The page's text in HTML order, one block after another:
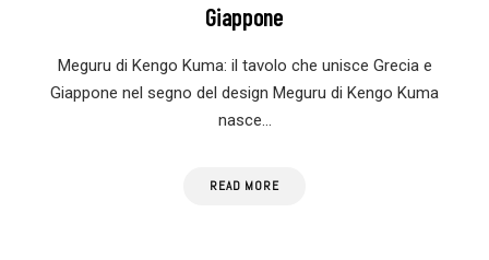
Giappone
Meguru di Kengo Kuma: il tavolo che unisce Grecia e
Giappone nel segno del design Meguru di Kengo Kuma
nasce…
READ MORE